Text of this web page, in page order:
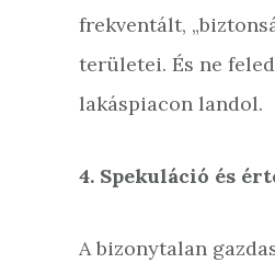
frekventált,
területei. És ne
lakáspiacon landol.
4. Spekuláció és
A bizonytalan